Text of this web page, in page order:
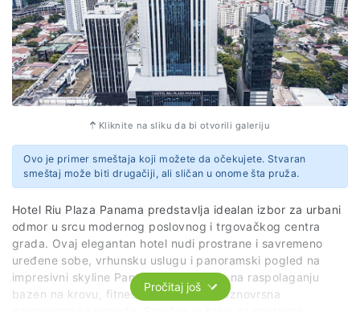
Kliknite na sliku da bi otvorili galeriju
Ovo je primer smeštaja koji možete da očekujete. Stvaran
smeštaj može biti drugačiji, ali sličan u onome šta pruža.
Hotel Riu Plaza Panama predstavlja idealan izbor za urbani
odmor u srcu modernog poslovnog i trgovačkog centra
grada. Ovaj elegantan hotel nudi prostrane i savremeno
uređene sobe, vrhunsku uslugu i panoramski pogled na
impresivni skyline Paname. Gostima su na raspolaganju
bazen na krovu, fitness centar, kao i raznovrsna
Pročitaj još